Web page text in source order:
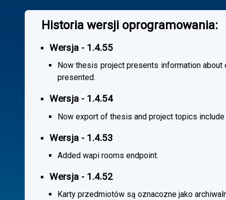
Historia wersji oprogramowania:
Wersja - 1.4.55
Now thesis project presents information
presented.
Wersja - 1.4.54
Now export of thesis and project topics
Wersja - 1.4.53
Added wapi rooms endpoint.
Wersja - 1.4.52
Karty przedmiotów są oznacozne jako